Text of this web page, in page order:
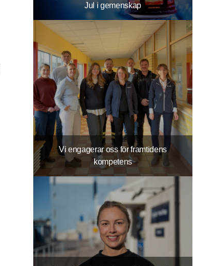
Jul i gemenskap
Vi engagerar oss för framtidens
kompetens